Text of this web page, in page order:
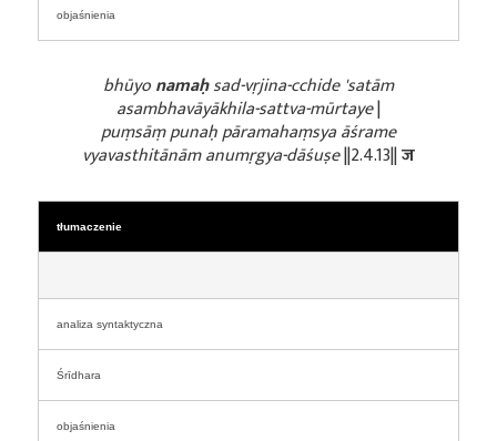
objaśnienia
bhūyonamaḥsad-vṛjina-cchide 'satām
asambhavāyākhila-sattva-mūrtaye|
puṃsāṃ punaḥ pāramahaṃsya āśrame
vyavasthitānām anumṛgya-dāśuṣe||2.4.13||ज
tłumaczenie
analiza syntaktyczna
Śrīdhara
objaśnienia